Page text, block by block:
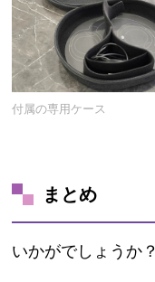
付属の専用ケース
まとめ
いかがでしょうか？